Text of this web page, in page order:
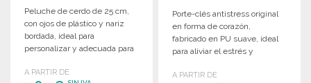
Peluche de cerdo de 25 cm,
con ojos de plástico y nariz
bordada, ideal para
personalizar y adecuada para
A PARTIR DE
Porte-clés antistress original
en forma de corazón,
fabricado en PU suave, ideal
para aliviar el estrés y
A PARTIR DE